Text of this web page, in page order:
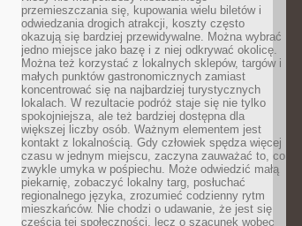
przemieszczania się, kupowania wielu biletów i
odwiedzania drogich atrakcji, koszty często
okazują się bardziej przewidywalne. Można wybrać
jedno miejsce jako bazę i z niej odkrywać okolicę.
Można też korzystać z lokalnych sklepów, targów i
małych punktów gastronomicznych zamiast
koncentrować się na najbardziej turystycznych
lokalach. W rezultacie podróż staje się nie tylko
spokojniejsza, ale też bardziej dostępna dla
większej liczby osób. Ważnym elementem jest
kontakt z lokalnością. Gdy człowiek spędza więcej
czasu w jednym miejscu, zaczyna zauważać to, co
zwykle umyka w pośpiechu. Może odwiedzić małą
piekarnię, zobaczyć lokalny targ, posłuchać
regionalnego języka, zrozumieć codzienny rytm
mieszkańców. Nie chodzi o udawanie, że jest się
częścią tej społeczności, lecz o szacunek wobec